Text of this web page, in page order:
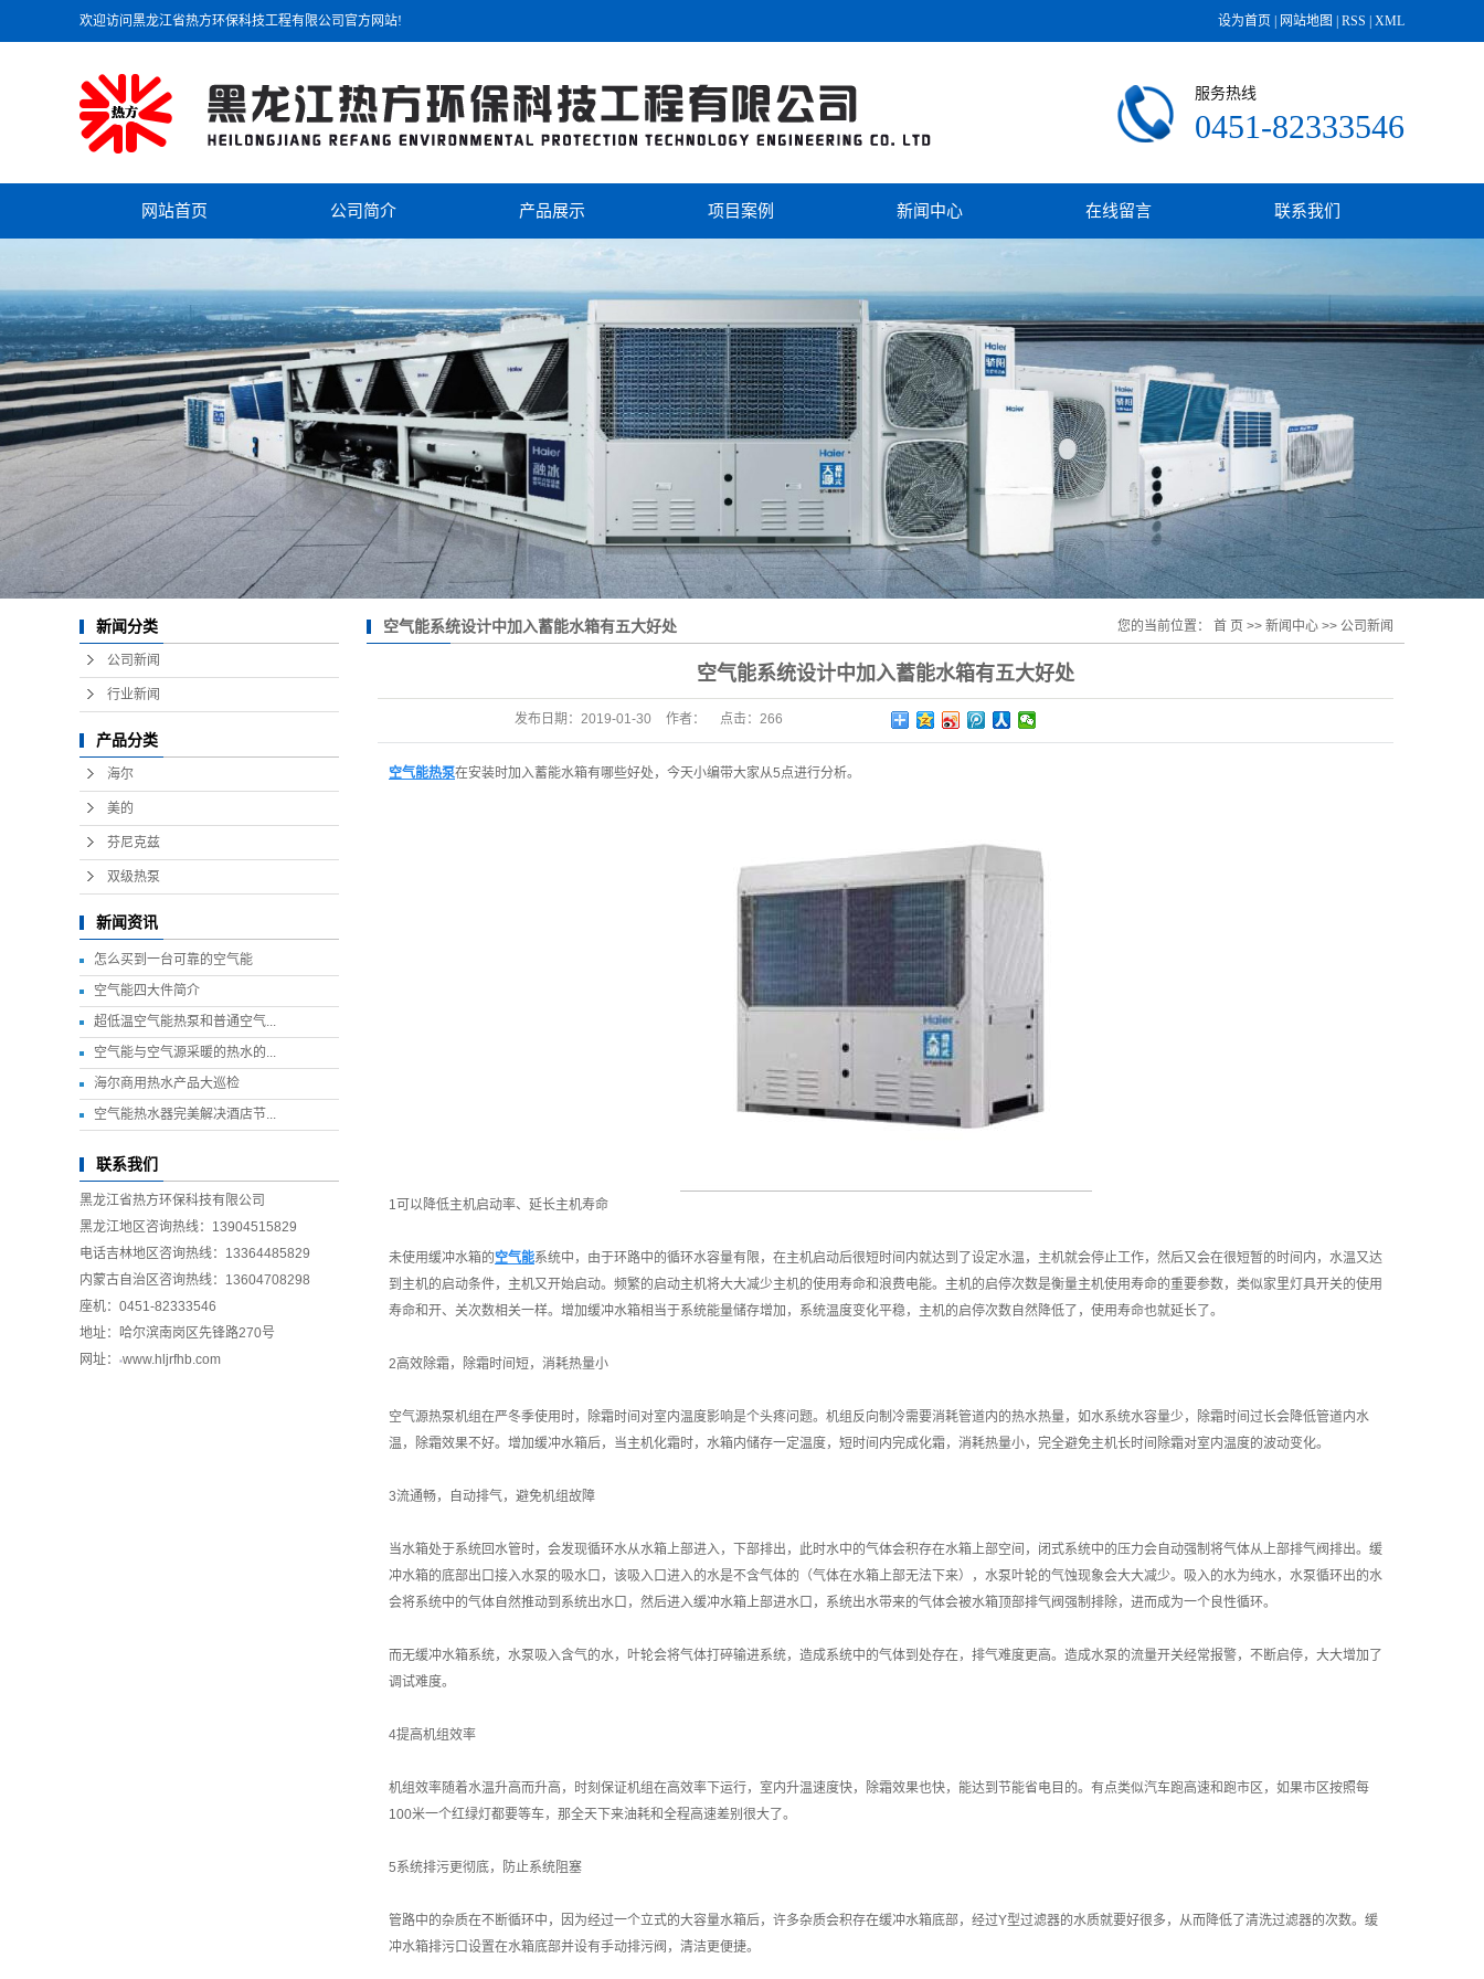
欢迎访问黑龙江省热方环保科技工程有限公司官方网站! 设为首页 网站地图 RSS XML
服务热线
0451-82333546
网站首页 公司简介
联系我们
产品展示
美的
芬尼克兹
双级热泵
项目案例
视频中心
新闻中心
行业新闻
在线留言 联系我们
新闻分类
公司新闻
行业新闻
产品分类
海尔
美的
芬尼克兹
双级热泵
新闻资讯
怎么买到一台可靠的空气能
空气能四大件简介
超低温空气能热泵和普通空气...
空气能与空气源采暖的热水的...
海尔商用热水产品大巡检
空气能热水器完美解决酒店节...
联系我们
黑龙江省热方环保科技有限公司
黑龙江地区咨询热线：13904515829
电话吉林地区咨询热线：13364485829
内蒙古自治区咨询热线：13604708298
座机：0451-82333546
地址：哈尔滨南岗区先锋路270号
网址：
www.hljrfhb.com
空气能系统设计中加入蓄能水箱有五大好处 您的当前位置： 首 页 >> 新闻中心 >> 公司新闻
空气能系统设计中加入蓄能水箱有五大好处
发布日期： 2019-01-30 作者： 点击： 266
空气能热泵在安装时加入蓄能水箱有哪些好处，今天小编带大家从5点进行分析。
1可以降低主机启动率、延长主机寿命
未使用缓冲水箱的空气能系统中，由于环路中的循环水容量有限，在主机启动后很短时间内就达到了设定水温，主机就会停止工作，然后又会在很短暂的时间内，水温又达
到主机的启动条件，主机又开始启动。频繁的启动主机将大大减少主机的使用寿命和浪费电能。主机的启停次数是衡量主机使用寿命的重要参数，类似家里灯具开关的使用
寿命和开、关次数相关一样。增加缓冲水箱相当于系统能量储存增加，系统温度变化平稳，主机的启停次数自然降低了，使用寿命也就延长了。
2高效除霜，除霜时间短，消耗热量小
空气源热泵机组在严冬季使用时，除霜时间对室内温度影响是个头疼问题。机组反向制冷需要消耗管道内的热水热量，如水系统水容量少，除霜时间过长会降低管道内水
温，除霜效果不好。增加缓冲水箱后，当主机化霜时，水箱内储存一定温度，短时间内完成化霜，消耗热量小，完全避免主机长时间除霜对室内温度的波动变化。
3流通畅，自动排气，避免机组故障
当水箱处于系统回水管时，会发现循环水从水箱上部进入，下部排出，此时水中的气体会积存在水箱上部空间，闭式系统中的压力会自动强制将气体从上部排气阀排出。缓
冲水箱的底部出口接入水泵的吸水口，该吸入口进入的水是不含气体的（气体在水箱上部无法下来），水泵叶轮的气蚀现象会大大减少。吸入的水为纯水，水泵循环出的水
会将系统中的气体自然推动到系统出水口，然后进入缓冲水箱上部进水口，系统出水带来的气体会被水箱顶部排气阀强制排除，进而成为一个良性循环。
而无缓冲水箱系统，水泵吸入含气的水，叶轮会将气体打碎输进系统，造成系统中的气体到处存在，排气难度更高。造成水泵的流量开关经常报警，不断启停，大大增加了
调试难度。
4提高机组效率
机组效率随着水温升高而升高，时刻保证机组在高效率下运行，室内升温速度快，除霜效果也快，能达到节能省电目的。有点类似汽车跑高速和跑市区，如果市区按照每
100米一个红绿灯都要等车，那全天下来油耗和全程高速差别很大了。
5系统排污更彻底，防止系统阻塞
管路中的杂质在不断循环中，因为经过一个立式的大容量水箱后，许多杂质会积存在缓冲水箱底部，经过Y型过滤器的水质就要好很多，从而降低了清洗过滤器的次数。缓
冲水箱排污口设置在水箱底部并设有手动排污阀，清洁更便捷。